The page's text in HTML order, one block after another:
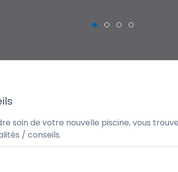
soin de votre nouvelle piscine, vous
/ conseils.